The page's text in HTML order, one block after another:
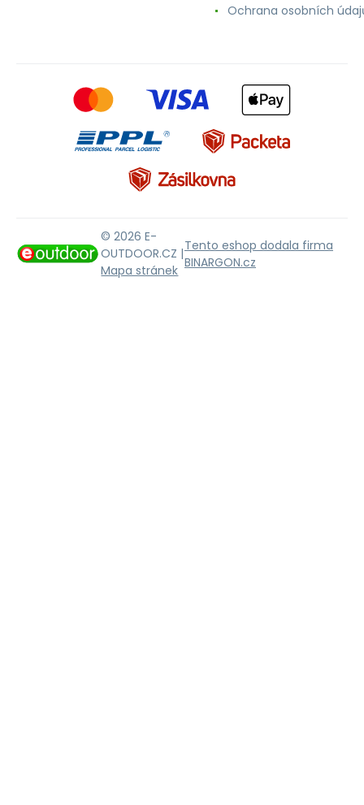
Ochrana osobních
© 2026 E-
OUTDOOR.CZ |
Mapa stránek
Tento eshop dodala firma
BINARGON.cz